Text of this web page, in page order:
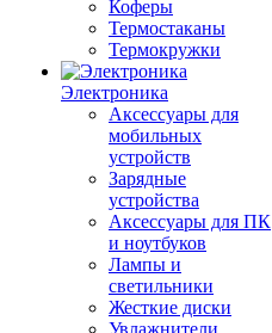
Коферы
Термостаканы
Термокружки
Электроника
Аксессуары для
мобильных
устройств
Зарядные
устройства
Аксессуары для ПК
и ноутбуков
Лампы и
светильники
Жесткие диски
Увлажнители